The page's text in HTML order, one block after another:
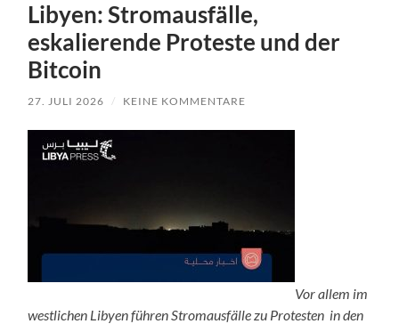
Libyen: Stromausfälle,
eskalierende Proteste und der
Bitcoin
27. JULI 2026 / KEINE KOMMENTARE
Vor allem im
westlichen Libyen führen Stromausfälle zu Protesten in den